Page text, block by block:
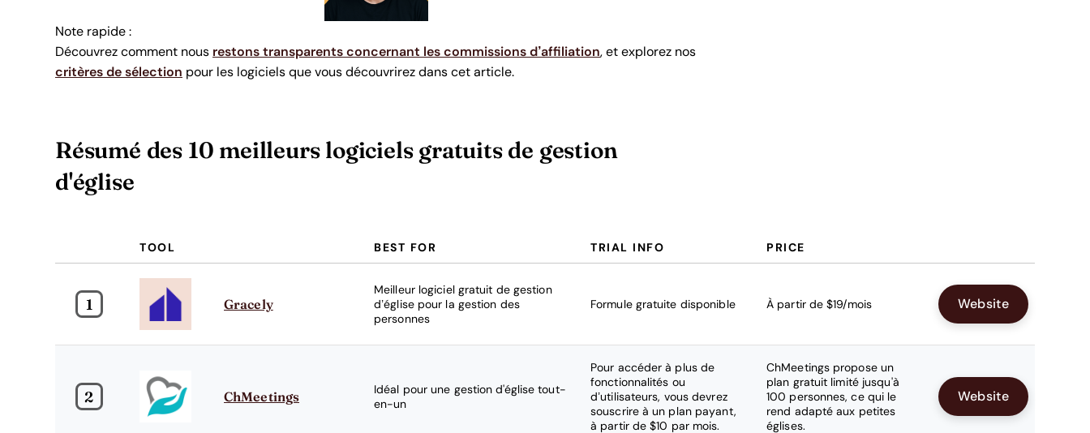
Note rapide :
Découvrez comment nous restons transparents concernant les commissions d’affiliation, et explorez nos
critères de sélection pour les logiciels que vous découvrirez dans cet article.
Résumé des 10 meilleurs logiciels gratuits de gestion
d'église
TOOL BEST FOR TRIAL INFO PRICE
1 Gracely
Meilleur logiciel gratuit de gestion
d’église pour la gestion des
personnes
Formule gratuite disponible À partir de $19/mois Website
2 ChMeetings
Idéal pour une gestion d'église tout-
en-un
Pour accéder à plus de
fonctionnalités ou
d’utilisateurs, vous devrez
souscrire à un plan payant,
à partir de $10 par mois.
ChMeetings propose un
plan gratuit limité jusqu'à
100 personnes, ce qui le
rend adapté aux petites
églises.
Website